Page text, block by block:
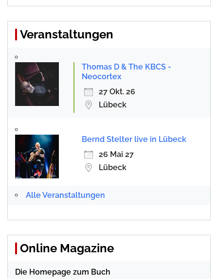
Veranstaltungen
Thomas D & The KBCS -
Neocortex
27 Okt. 26
Lübeck
Bernd Stelter live in Lübeck
26 Mai 27
Lübeck
Alle Veranstaltungen
Online Magazine
Die Homepage zum Buch